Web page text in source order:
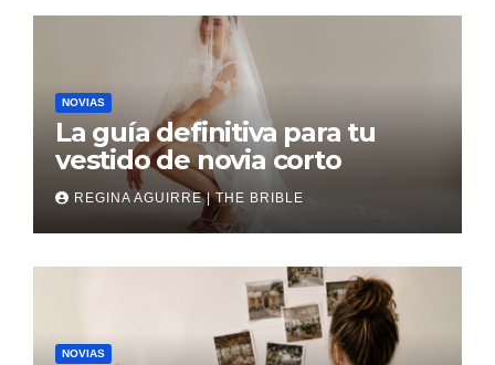
NOVIAS
La guía definitiva para tu
vestido de novia corto
REGINA AGUIRRE | THE BRIBLE
NOVIAS